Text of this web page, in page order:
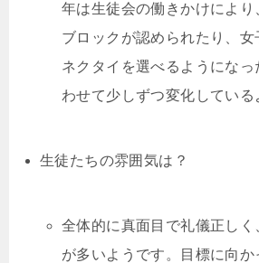
年は生徒会の働きかけにより
ブロックが認められたり、
ネクタイを選べるようにな
わせて少しずつ変化している
生徒たちの雰囲気は？
全体的に真面目で礼儀正しく
が多いようです。目標に向か